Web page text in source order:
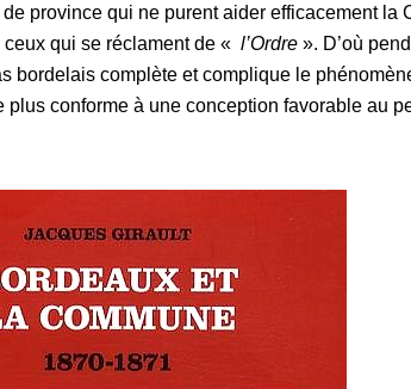
province qui ne purent aider efficacement la
qui se réclament de « l’Ordre ». D’où
complète et complique le
conforme à une conception favorable au